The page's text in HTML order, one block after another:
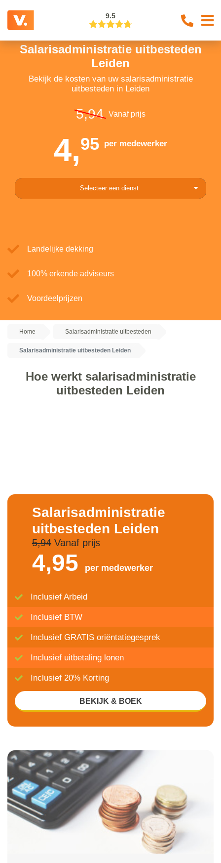
9.5
Salarisadministratie uitbesteden
Leiden
Bekijk de kosten van uw salarisadministratie
uitbesteden in Leiden
5,94 Vanaf prijs
4,95 per medewerker
Selecteer een dienst
Landelijke dekking
100% erkende adviseurs
Voordeelprijzen
Home Salarisadministratie uitbesteden
Salarisadministratie uitbesteden Leiden
Hoe werkt salarisadministratie
uitbesteden Leiden
Salarisadministratie
uitbesteden Leiden
5,94Vanaf prijs
4,95 per medewerker
Inclusief Arbeid
Inclusief BTW
Inclusief GRATIS oriëntatiegesprek
Inclusief uitbetaling lonen
Inclusief 20% Korting
BEKIJK & BOEK